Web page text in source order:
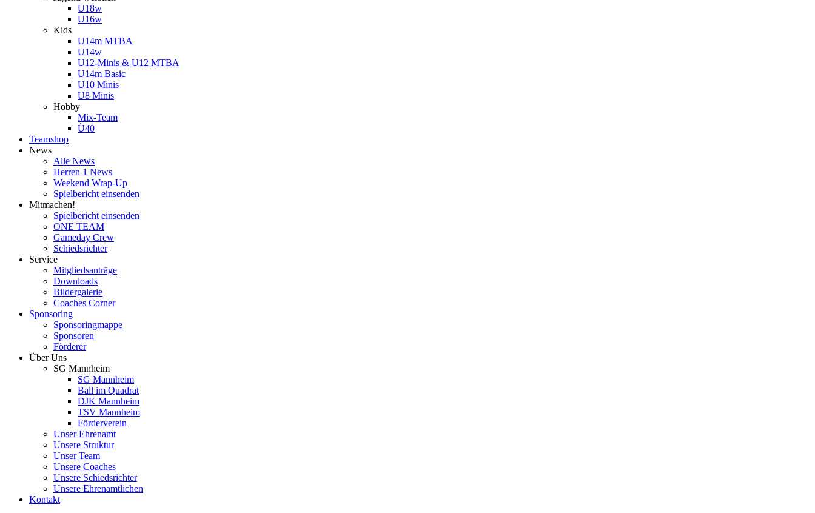
U18w
U16w
Kids
U14m MTBA
U14w
U12-Minis & U12 MTBA
U14m Basic
U10 Minis
U8 Minis
Hobby
Mix-Team
Ü40
Teamshop
News
Alle News
Herren 1 News
Weekend Wrap-Up
Spielbericht einsenden
Mitmachen!
Spielbericht einsenden
ONE TEAM
Gameday Crew
Schiedsrichter
Service
Mitgliedsanträge
Downloads
Bildergalerie
Coaches Corner
Sponsoring
Sponsoringmappe
Sponsoren
Förderer
Über Uns
SG Mannheim
SG Mannheim
Ball im Quadrat
DJK Mannheim
TSV Mannheim
Förderverein
Unser Ehrenamt
Unsere Struktur
Unser Team
Unsere Coaches
Unsere Schiedsrichter
Unsere Ehrenamtlichen
Kontakt